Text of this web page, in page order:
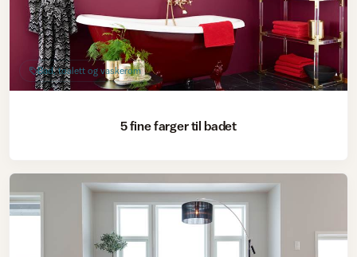
Bad, toalett og vaskerom
5 fine farger til badet